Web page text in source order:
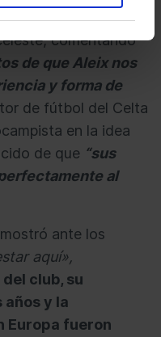
al futbolista
comentando
de que Aleix nos
y forma de
de fútbol del Celta
en la idea
de que “sus
al
ante los
aquí»,
club, su
y la
Europa fueron